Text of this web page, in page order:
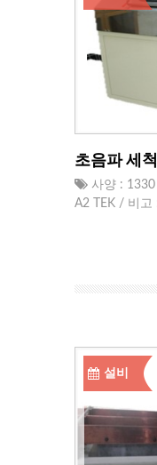
초음파 세척
사양 :
A2 TEK / 비고
설비